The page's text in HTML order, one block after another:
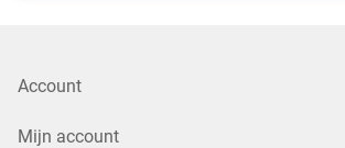
Account
Mijn account